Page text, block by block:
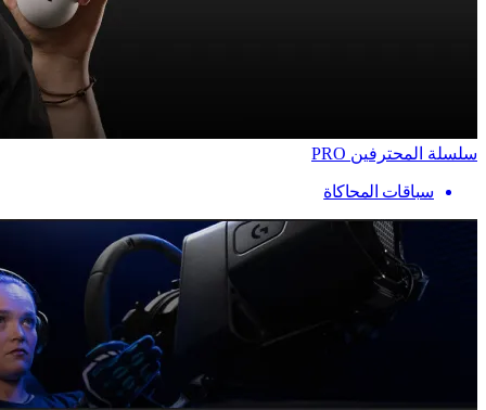
سلسلة المحترفين PRO
سباقات المحاكاة